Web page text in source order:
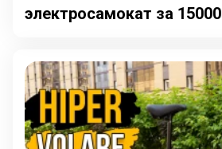
электросамокат за 15000